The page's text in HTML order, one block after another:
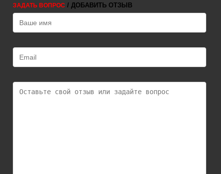
ЗАДАТЬ ВОПРОС / ДОБАВИТЬ ОТЗЫВ